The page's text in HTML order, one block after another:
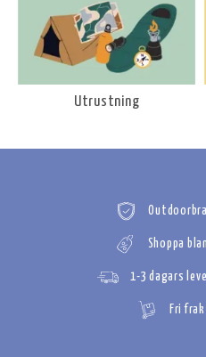
Utrustning
Shoppa
1-3 dagars
Fri